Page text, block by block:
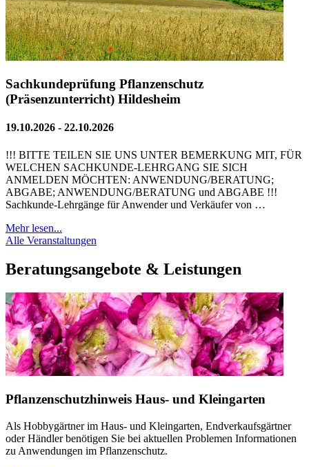
Sachkundeprüfung Pflanzenschutz
(Präsenzunterricht) Hildesheim
19.10.2026 - 22.10.2026
!!! BITTE TEILEN SIE UNS UNTER BEMERKUNG MIT, FÜR
WELCHEN SACHKUNDE-LEHRGANG SIE SICH
ANMELDEN MÖCHTEN: ANWENDUNG/BERATUNG;
ABGABE; ANWENDUNG/BERATUNG und ABGABE !!!
Sachkunde-Lehrgänge für Anwender und Verkäufer von …
Mehr lesen...
Alle Veranstaltungen
Beratungsangebote & Leistungen
Pflanzenschutzhinweis Haus- und Kleingarten
Als Hobbygärtner im Haus- und Kleingarten, Endverkaufsgärtner
oder Händler benötigen Sie bei aktuellen Problemen Informationen
zu Anwendungen im Pflanzenschutz.